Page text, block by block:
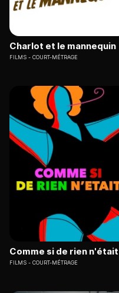
Charlot et le mannequin
FILMS COURT-MÉTRAGE
Comme si de rien n'était
FILMS COURT-MÉTRAGE